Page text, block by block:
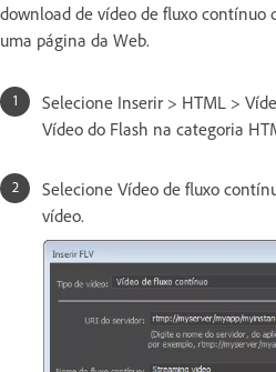
download de vídeo de fluxo contínuo
uma página da Web.
Selecione Inserir > HTML >
Vídeo do Flash na categoria
Selecione Vídeo de fluxo
vídeo.